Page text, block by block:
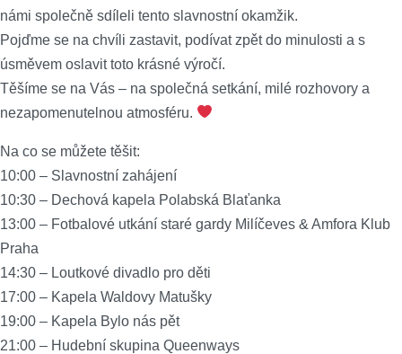
námi společně sdíleli tento slavnostní okamžik.
Pojďme se na chvíli zastavit, podívat zpět do minulosti a s
úsměvem oslavit toto krásné výročí.
Těšíme se na Vás – na společná setkání, milé rozhovory a
nezapomenutelnou atmosféru.
Na co se můžete těšit:
10:00 – Slavnostní zahájení
10:30 – Dechová kapela Polabská Blaťanka
13:00 – Fotbalové utkání staré gardy Milíčeves & Amfora Klub
Praha
14:30 – Loutkové divadlo pro děti
17:00 – Kapela Waldovy Matušky
19:00 – Kapela Bylo nás pět
21:00 – Hudební skupina Queenways